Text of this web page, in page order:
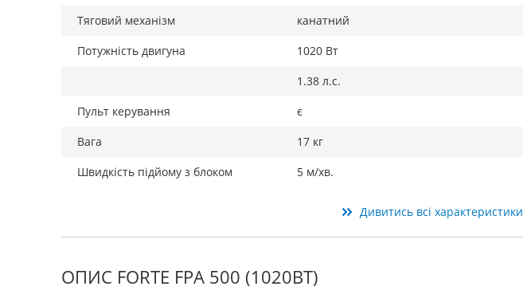
Тяговий механізм
канатний
Потужність двигуна
1020 Вт
1.38 л.с.
Пульт керування
є
Вага
17 кг
Швидкість підйому з блоком
5 м/хв.
Дивитись всі характеристики
ОПИС FORTE FPA 500 (1020ВТ)